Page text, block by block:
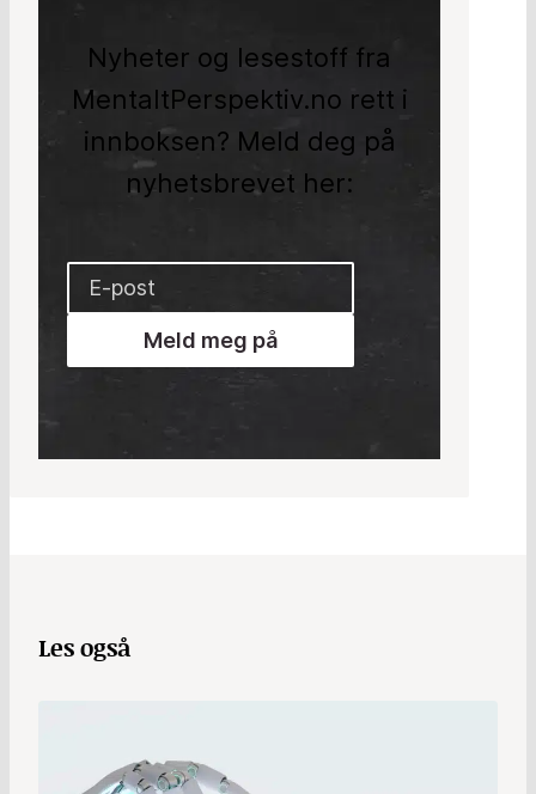
Nyheter og lesestoff fra
MentaltPerspektiv.no rett i
innboksen? Meld deg på
nyhetsbrevet her:
Meld meg på
Les også